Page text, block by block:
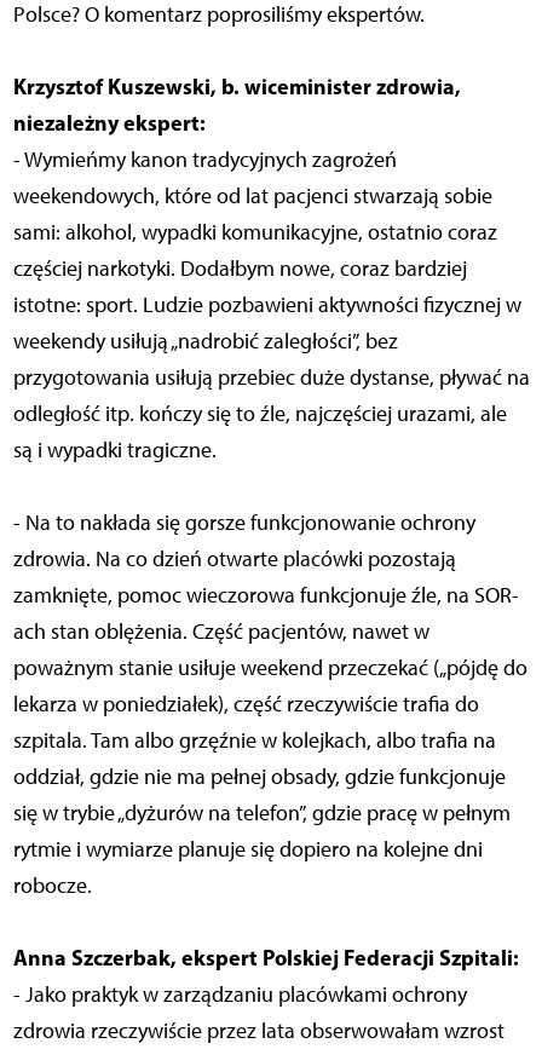
Polsce? O komentarz poprosiliśmy ekspertów.
Krzysztof Kuszewski, b. wiceminister zdrowia,
niezależny ekspert:
- Wymieńmy kanon tradycyjnych zagrożeń
weekendowych, które od lat pacjenci stwarzają sobie
sami: alkohol, wypadki komunikacyjne, ostatnio coraz
częściej narkotyki. Dodałbym nowe, coraz bardziej
istotne: sport. Ludzie pozbawieni aktywności fizycznej w
weekendy usiłują „nadrobić zaległości”, bez
przygotowania usiłują przebiec duże dystanse, pływać na
odległość itp. kończy się to źle, najczęściej urazami, ale
są i wypadki tragiczne.
- Na to nakłada się gorsze funkcjonowanie ochrony
zdrowia. Na co dzień otwarte placówki pozostają
zamknięte, pomoc wieczorowa funkcjonuje źle, na SOR-
ach stan oblężenia. Część pacjentów, nawet w
poważnym stanie usiłuje weekend przeczekać („pójdę do
lekarza w poniedziałek), część rzeczywiście trafia do
szpitala. Tam albo grzęźnie w kolejkach, albo trafia na
oddział, gdzie nie ma pełnej obsady, gdzie funkcjonuje
się w trybie „dyżurów na telefon”, gdzie pracę w pełnym
rytmie i wymiarze planuje się dopiero na kolejne dni
robocze.
Anna Szczerbak, ekspert Polskiej Federacji Szpitali:
- Jako praktyk w zarządzaniu placówkami ochrony
zdrowia rzeczywiście przez lata obserwowałam wzrost